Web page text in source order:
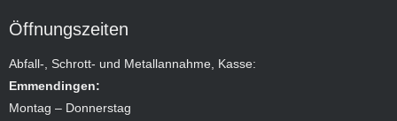
Öffnungszeiten
Abfall-, Schrott- und Metallannahme, Kasse:
Emmendingen:
Montag – Donnerstag